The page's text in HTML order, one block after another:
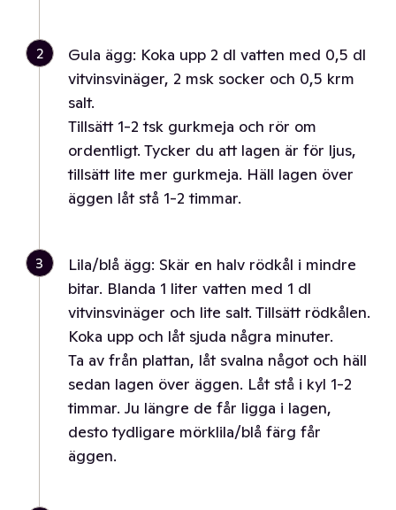
2
Gula ägg: Koka upp 2 dl vatten med 0,5 dl
vitvinsvinäger, 2 msk socker och 0,5 krm
salt.
Tillsätt 1-2 tsk gurkmeja och rör om
ordentligt. Tycker du att lagen är för ljus,
tillsätt lite mer gurkmeja. Häll lagen över
äggen låt stå 1-2 timmar.
3
Lila/blå ägg: Skär en halv rödkål i mindre
bitar. Blanda 1 liter vatten med 1 dl
vitvinsvinäger och lite salt. Tillsätt rödkålen.
Koka upp och låt sjuda några minuter.
Ta av från plattan, låt svalna något och häll
sedan lagen över äggen. Låt stå i kyl 1-2
timmar. Ju längre de får ligga i lagen,
desto tydligare mörklila/blå färg får
äggen.